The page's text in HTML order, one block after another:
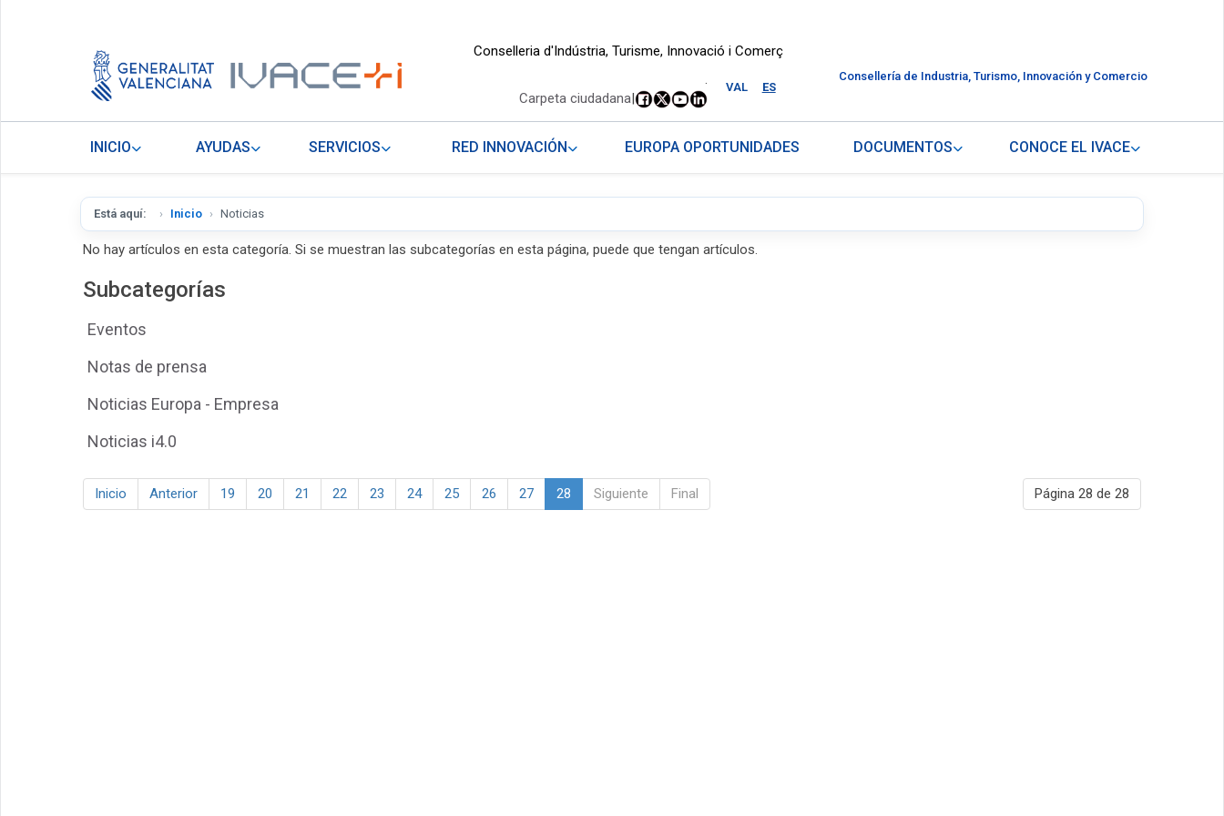
Conselleria d'Indústria, Turisme, Innovació i Comerç
VAL ES
.
Carpeta ciudadana|
Consellería de Industria, Turismo, Innovación y Comercio
INICIO AYUDAS SERVICIOS RED INNOVACIÓN EUROPA OPORTUNIDADES DOCUMENTOS CONOCE EL IVACE
Está aquí: Inicio Noticias
No hay artículos en esta categoría. Si se muestran las subcategorías en esta página, puede que tengan artículos.
Subcategorías
Eventos
Notas de prensa
Noticias Europa - Empresa
Noticias i4.0
Página 28 de 28
Inicio Anterior 19 20 21 22 23 24 25 26 27 28 Siguiente Final